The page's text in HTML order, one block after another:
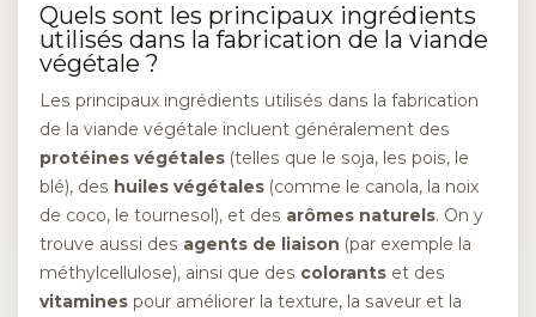
Quels sont les principaux ingrédients
utilisés dans la fabrication de la viande
végétale ?
Les principaux ingrédients utilisés dans la fabrication
de la viande végétale incluent généralement des
protéines végétales (telles que le soja, les pois, le
blé), des huiles végétales (comme le canola, la noix
de coco, le tournesol), et des arômes naturels. On y
trouve aussi des agents de liaison (par exemple la
méthylcellulose), ainsi que des colorants et des
vitamines pour améliorer la texture, la saveur et la